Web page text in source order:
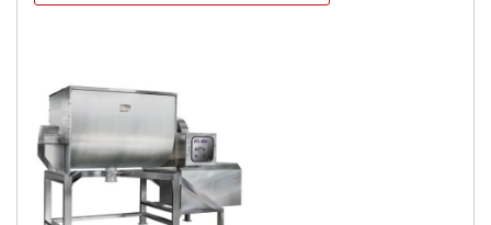
改变分级机的旋转速度来调整细度，
且可视粉碎及分级的配合，来处理高
经济价值的原料。